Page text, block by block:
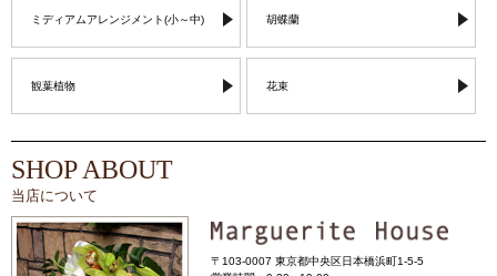
ミディアムアレンジメント(小～中) 胡蝶蘭
観葉植物 花束
SHOP ABOUT
当店について
〒103-0007 東京都中央区日本橋浜町1-5-5